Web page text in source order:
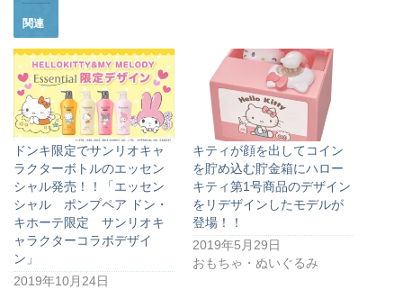
関連
ドンキ限定でサンリオキャ
ラクターボトルのエッセン
シャル発売！！「エッセン
シャル ポンプペア ドン・
キホーテ限定 サンリオキ
ャラクターコラボデザイ
ン」
2019年10月24日
キティが顔を出してコイン
を貯め込む貯金箱にハロー
キティ第1号商品のデザイン
をリデザインしたモデルが
登場！！
2019年5月29日
おもちゃ・ぬいぐるみ